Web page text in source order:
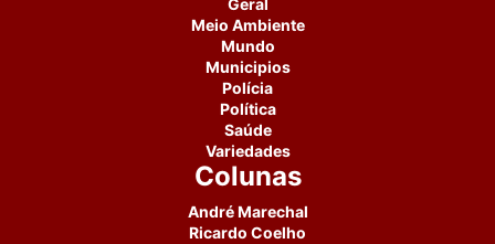
Geral
Meio Ambiente
Mundo
Municipios
Polícia
Política
Saúde
Variedades
Colunas
André Marechal
Ricardo Coelho